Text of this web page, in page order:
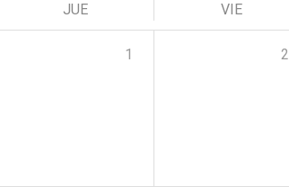
JUE VIE
1 2